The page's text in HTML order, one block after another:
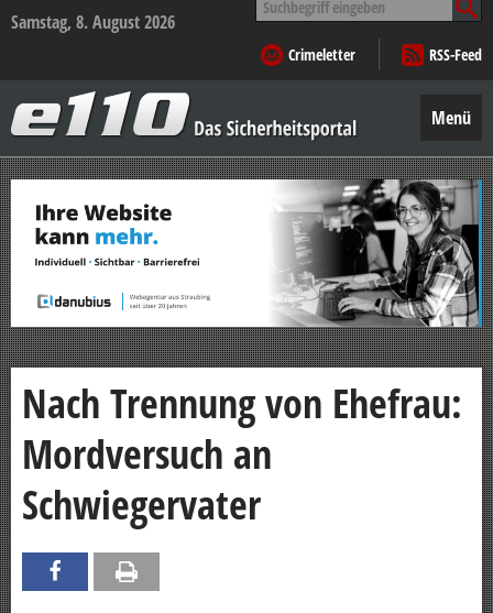
Samstag, 8. August 2026
nach:
Crimeletter
RSS-Feed
–
Das
Sicherheitsportal
Menü
Zum
Inhalt
springen
Nach Trennung von Ehefrau:
Mordversuch an
Schwiegervater